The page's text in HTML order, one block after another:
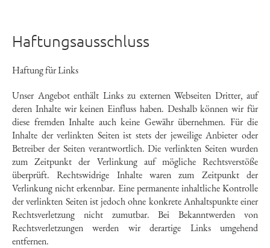
Haftungsausschluss
Haftung für Links
Unser Angebot enthält Links zu externen Webseiten Dritter, auf
deren Inhalte wir keinen Einfluss haben. Deshalb können wir für
diese fremden Inhalte auch keine Gewähr übernehmen. Für die
Inhalte der verlinkten Seiten ist stets der jeweilige Anbieter oder
Betreiber der Seiten verantwortlich. Die verlinkten Seiten wurden
zum Zeitpunkt der Verlinkung auf mögliche Rechtsverstöße
überprüft. Rechtswidrige Inhalte waren zum Zeitpunkt der
Verlinkung nicht erkennbar. Eine permanente inhaltliche Kontrolle
der verlinkten Seiten ist jedoch ohne konkrete Anhaltspunkte einer
Rechtsverletzung nicht zumutbar. Bei Bekanntwerden von
Rechtsverletzungen werden wir derartige Links umgehend
entfernen.